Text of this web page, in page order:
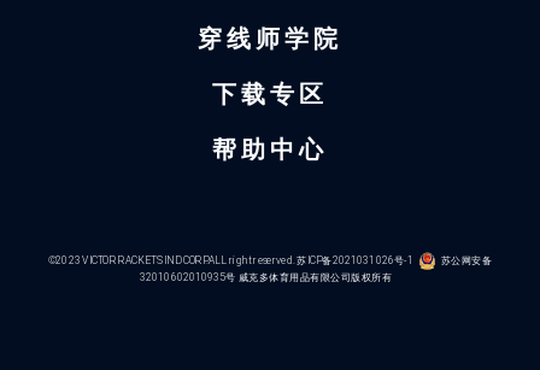
穿线师学院
下载专区
帮助中心
©2023 VICTOR RACKETS IND CORP.ALL right reserved.苏ICP备2021031026号-1 苏公网安备
32010602010935号 威克多体育用品有限公司版权所有